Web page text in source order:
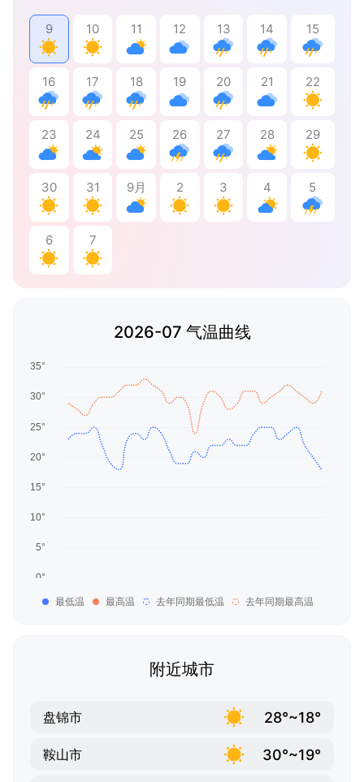
9 10 11 12 13 14 15
16 17 18 19 20 21 22
23 24 25 26 27 28 29
30 31 9月 2 3 4 5
6 7
2026-07 气温曲线
最低温 最高温 去年同期最低温 去年同期最高温
附近城市
盘锦市 28°~18°
鞍山市 30°~19°